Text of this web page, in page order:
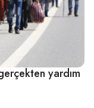
yardım